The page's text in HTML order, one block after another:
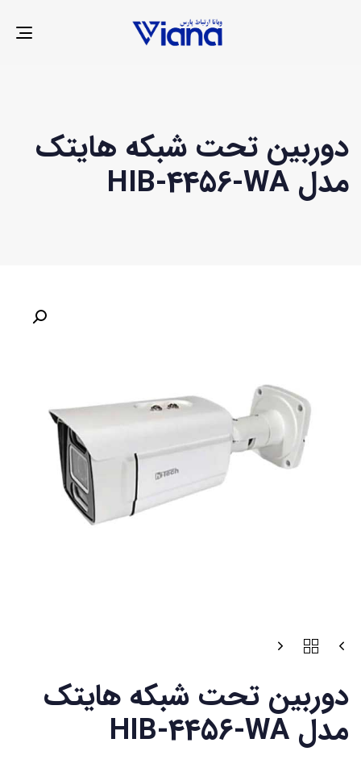
دوربین تحت شبکه هایتک
مدل HIB-4456-WA
دوربین تحت شبکه هایتک
مدل HIB-4456-WA